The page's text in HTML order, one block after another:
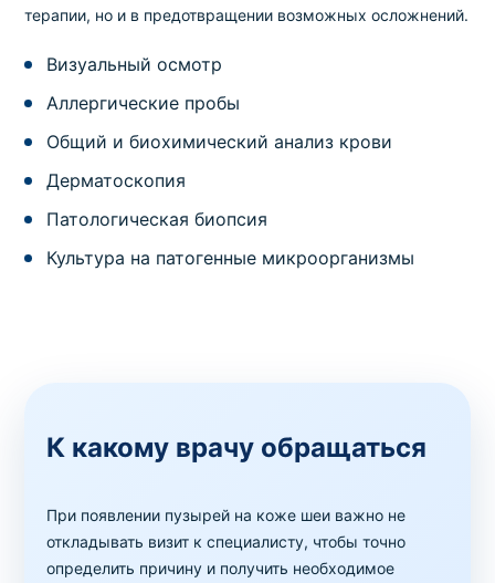
терапии, но и в предотвращении возможных осложнений.
Визуальный осмотр
Аллергические пробы
Общий и биохимический анализ крови
Дерматоскопия
Патологическая биопсия
Культура на патогенные микроорганизмы
К какому врачу обращаться
При появлении пузырей на коже шеи важно не
откладывать визит к специалисту, чтобы точно
определить причину и получить необходимое